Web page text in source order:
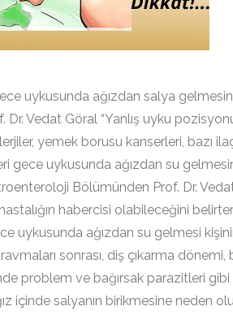
uykusunda ağızdan salya
Vedat Göral “Yanlış uyku
yemek borusu kanserleri, bazı
gece uykusunda ağızdan su
Bölümünden Prof. Dr.
habercisi olabileceğini
uykusunda ağızdan su gelmesi
sonrası, diş çıkarma dönemi,
problem ve bağırsak parazitleri
içinde salyanın birikmesine neden